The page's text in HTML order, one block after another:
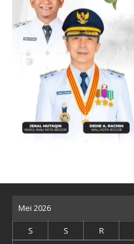
Mei 2026
S S R